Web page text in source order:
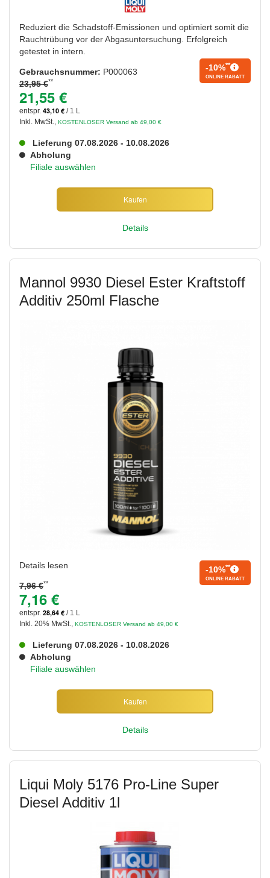
Reduziert die Schadstoff-Emissionen und optimiert somit die
Rauchtrübung vor der Abgasuntersuchung. Erfolgreich
getestet in intern.
Gebrauchsnummer: P000063
23,95 €**
-10%**
ONLINE RABATT
21,55 €
entspr. 43,10 € / 1 L
Inkl. MwSt., KOSTENLOSER Versand ab 49,00 €
Lieferung 07.08.2026 - 10.08.2026
Abholung
Filiale auswählen
Kaufen
Details
Mannol 9930 Diesel Ester Kraftstoff
Additiv 250ml Flasche
Details lesen
7,96 €**
-10%**
ONLINE RABATT
7,16 €
entspr. 28,64 € / 1 L
Inkl. 20% MwSt., KOSTENLOSER Versand ab 49,00 €
Lieferung 07.08.2026 - 10.08.2026
Abholung
Filiale auswählen
Kaufen
Details
Liqui Moly 5176 Pro-Line Super
Diesel Additiv 1l